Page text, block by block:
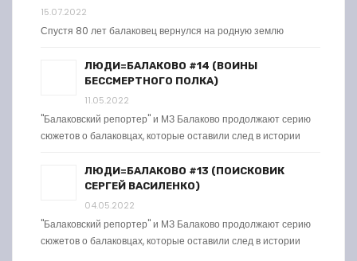
15.07.2022
Спустя 80 лет балаковец вернулся на родную землю
ЛЮДИ=БАЛАКОВО #14 (ВОИНЫ
БЕССМЕРТНОГО ПОЛКА)
11.05.2022
"Балаковский репортер" и МЗ Балаково продолжают серию
сюжетов о балаковцах, которые оставили след в истории
ЛЮДИ=БАЛАКОВО #13 (ПОИСКОВИК
СЕРГЕЙ ВАСИЛЕНКО)
04.05.2022
"Балаковский репортер" и МЗ Балаково продолжают серию
сюжетов о балаковцах, которые оставили след в истории